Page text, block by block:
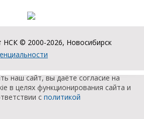
© 2000-2026, Новосибирск
наш сайт, вы даёте согласие на
в целях функционирования сайта и
с политикой